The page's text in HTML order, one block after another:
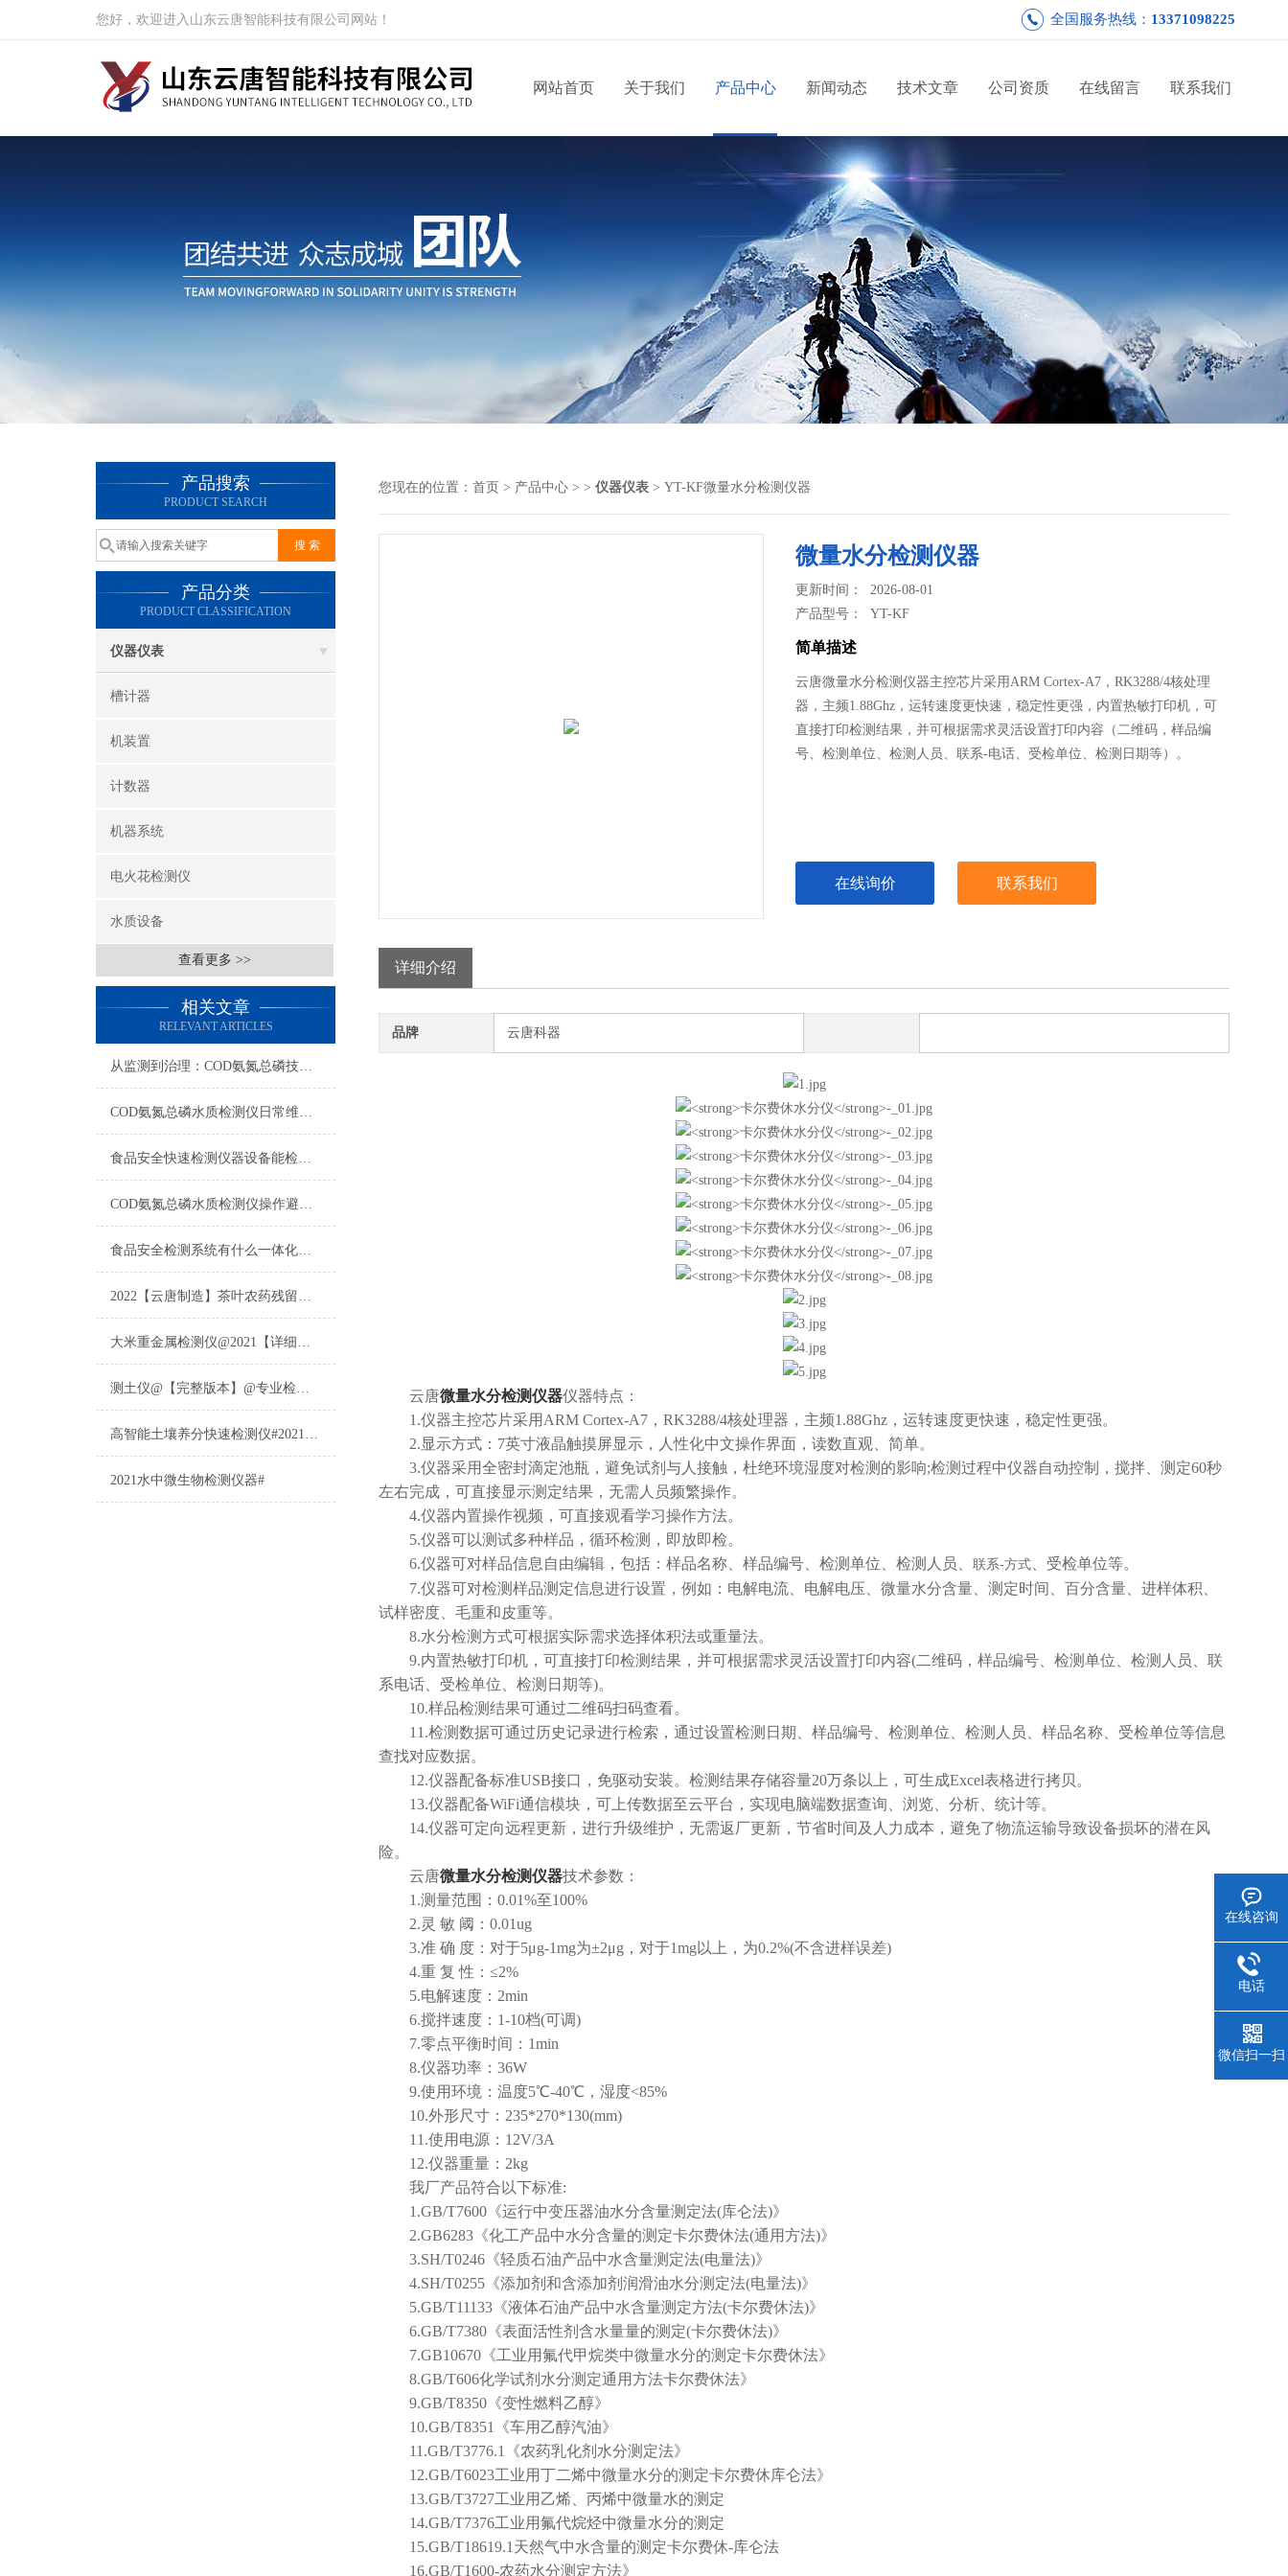
您好，欢迎进入山东云唐智能科技有限公司网站！ 全国服务热线： 13371098225
网站首页 关于我们 产品中心 新闻动态 技术文章 公司资质 在线留言 联系我们
产品搜索
PRODUCT SEARCH
产品分类
PRODUCT CLASSIFICATION
仪器仪表
槽计器
机装置
计数器
机器系统
电火花检测仪
水质设备
查看更多 >>
相关文章
RELEVANT ARTICLES
从监测到治理：COD氨氮总磷技术的双领域实战解析
COD氨氮总磷水质检测仪日常维护与试剂管理，降低故障率就靠这几招
食品安全快速检测仪器设备能检什么？一张表说清适用范围
COD氨氮总磷水质检测仪操作避坑指南：这几个步骤直接影响数据准确性
食品安全检测系统有什么一体化配置·2023仪器仪表推荐·山东云唐
2022【云唐制造】茶叶农药残留检测仪多少钱一台@山东云唐仪器仪表制造
大米重金属检测仪@2021【详细版本】@专业检测大米重金属仪器仪表
测土仪@【完整版本】@专业检测土壤的仪器仪表
高智能土壤养分快速检测仪#2021【土壤养分检测专用仪器仪表】
2021水中微生物检测仪器#
您现在的位置： 首页 > 产品中心 > > 仪器仪表 > YT-KF微量水分检测仪器
微量水分检测仪器
更新时间： 2026-08-01
产品型号：YT-KF
简单描述
云唐微量水分检测仪器主控芯片采用ARM Cortex-A7，RK3288/4核处理
器，主频1.88Ghz，运转速度更快速，稳定性更强，内置热敏打印机，可
直接打印检测结果，并可根据需求灵活设置打印内容（二维码，样品编
号、检测单位、检测人员、联系-电话、受检单位、检测日期等）。
在线询价 联系我们
详细介绍
品牌 云唐科器
云唐微量水分检测仪器仪器特点：
1.仪器主控芯片采用ARM Cortex-A7，RK3288/4核处理器，主频1.88Ghz，运转速度更快速，稳定性更强。
2.显示方式：7英寸液晶触摸屏显示，人性化中文操作界面，读数直观、简单。
3.仪器采用全密封滴定池瓶，避免试剂与人接触，杜绝环境湿度对检测的影响;检测过程中仪器自动控制，搅拌、测定60秒
左右完成，可直接显示测定结果，无需人员频繁操作。
4.仪器内置操作视频，可直接观看学习操作方法。
5.仪器可以测试多种样品，循环检测，即放即检。
6.仪器可对样品信息自由编辑，包括：样品名称、样品编号、检测单位、检测人员、 联系-方式 、受检单位等。
7.仪器可对检测样品测定信息进行设置，例如：电解电流、电解电压、微量水分含量、测定时间、百分含量、进样体积、
试样密度、毛重和皮重等。
8.水分检测方式可根据实际需求选择体积法或重量法。
9.内置热敏打印机，可直接打印检测结果，并可根据需求灵活设置打印内容(二维码，样品编号、检测单位、检测人员、联
系电话、受检单位、检测日期等)。
10.样品检测结果可通过二维码扫码查看。
11.检测数据可通过历史记录进行检索，通过设置检测日期、样品编号、检测单位、检测人员、样品名称、受检单位等信息
查找对应数据。
12.仪器配备标准USB接口，免驱动安装。检测结果存储容量20万条以上，可生成Excel表格进行拷贝。
13.仪器配备WiFi通信模块，可上传数据至云平台，实现电脑端数据查询、浏览、分析、统计等。
14.仪器可定向远程更新，进行升级维护，无需返厂更新，节省时间及人力成本，避免了物流运输导致设备损坏的潜在风
险。
云唐微量水分检测仪器技术参数：
1.测量范围：0.01%至100%
2.灵 敏 阈：0.01ug
3.准 确 度：对于5μg-1mg为±2μg，对于1mg以上，为0.2%(不含进样误差)
4.重 复 性：≤2%
5.电解速度：2min
6.搅拌速度：1-10档(可调)
7.零点平衡时间：1min
8.仪器功率：36W
9.使用环境：温度5℃-40℃，湿度<85%
10.外形尺寸：235*270*130(mm)
11.使用电源：12V/3A
12.仪器重量：2kg
我厂产品符合以下标准:
1.GB/T7600《运行中变压器油水分含量测定法(库仑法)》
2.GB6283《化工产品中水分含量的测定卡尔费休法(通用方法)》
3.SH/T0246《轻质石油产品中水含量测定法(电量法)》
4.SH/T0255《添加剂和含添加剂润滑油水分测定法(电量法)》
5.GB/T11133《液体石油产品中水含量测定方法(卡尔费休法)》
6.GB/T7380《表面活性剂含水量量的测定(卡尔费休法)》
7.GB10670《工业用氟代甲烷类中微量水分的测定卡尔费休法》
8.GB/T606化学试剂水分测定通用方法卡尔费休法》
9.GB/T8350《变性燃料乙醇》
10.GB/T8351《车用乙醇汽油》
11.GB/T3776.1《农药乳化剂水分测定法》
12.GB/T6023工业用丁二烯中微量水分的测定卡尔费休库仑法》
13.GB/T3727工业用乙烯、丙烯中微量水的测定
14.GB/T7376工业用氟代烷烃中微量水分的测定
15.GB/T18619.1天然气中水含量的测定卡尔费休-库仑法
16.GB/T1600-农药水分测定方法》
在线咨询
电话
微信扫一扫